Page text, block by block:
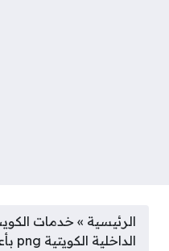
الرئيسية » خدمات
الداخلية الكويتية png بأعلى جودة